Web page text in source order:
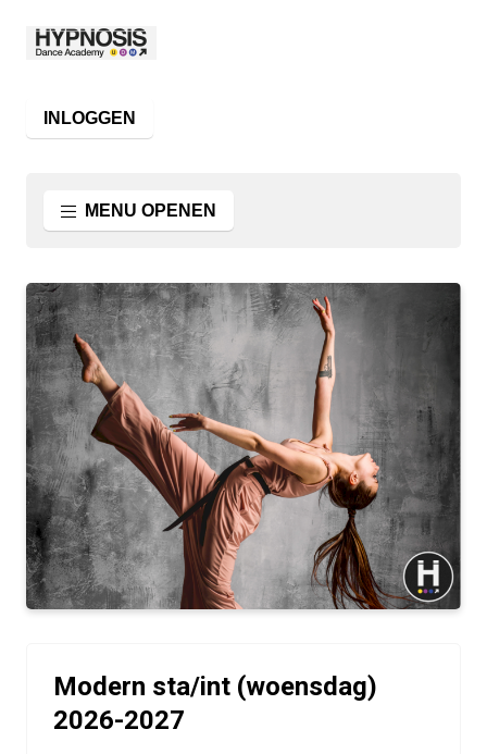
INLOGGEN
MENU OPENEN
Modern sta/int (woensdag)
2026-2027